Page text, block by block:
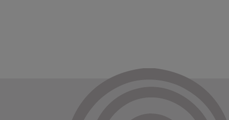
Bienvenue chez nous